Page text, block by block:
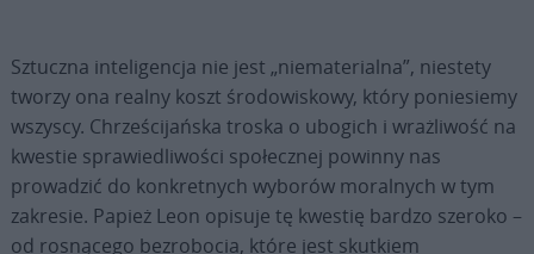
Sztuczna inteligencja nie jest „niematerialna”, niestety
tworzy ona realny koszt środowiskowy, który poniesiemy
wszyscy. Chrześcijańska troska o ubogich i wrażliwość na
kwestie sprawiedliwości społecznej powinny nas
prowadzić do konkretnych wyborów moralnych w tym
zakresie. Papież Leon opisuje tę kwestię bardzo szeroko –
od rosnącego bezrobocia, które jest skutkiem